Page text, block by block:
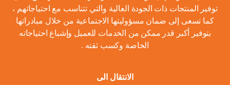
توفير المنتجات ذات الجودة العالية والتي تتناسب مع احتياجاتهم ،
كما تسعى إلى ضمان مسؤوليتها الاجتماعية من خلال مبادراتها
بتوفير أكبر قدر ممكن من الخدمات للعميل وإشباع احتياجاته
الخاصة وكسب ثقته .
الانتقال الى